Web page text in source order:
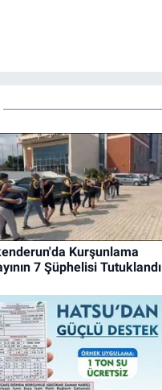
Kurşunlama
7 Şüphelisi Tutuklandı